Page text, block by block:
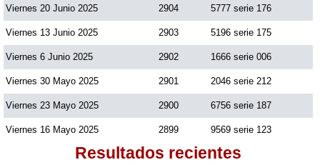
Viernes 20 Junio 2025 2904 5777 serie 176
Viernes 13 Junio 2025 2903 5196 serie 175
Viernes 6 Junio 2025 2902 1666 serie 006
Viernes 30 Mayo 2025 2901 2046 serie 212
Viernes 23 Mayo 2025 2900 6756 serie 187
Viernes 16 Mayo 2025 2899 9569 serie 123
Resultados recientes